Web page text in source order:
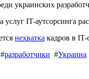
украинских
IT-аутсорсинга
нехватка кадров в IT-
#разработчики #Украина